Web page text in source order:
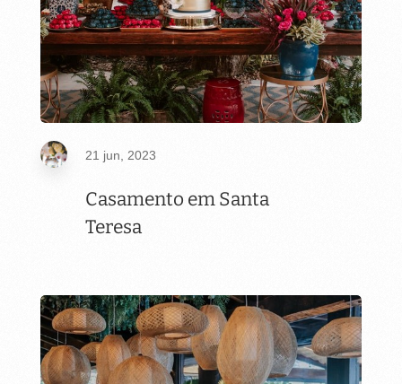
21 jun, 2023
Casamento em Santa
Teresa